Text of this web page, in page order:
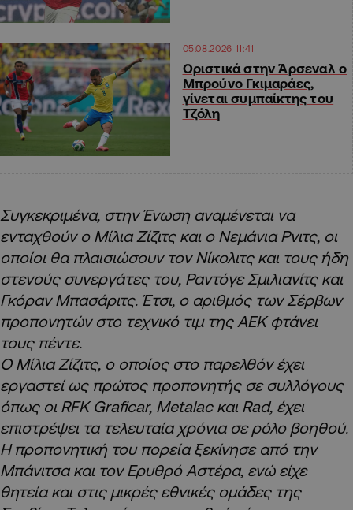
05.08.2026 11:41
Οριστικά στην Άρσεναλ ο
Μπρούνο Γκιμαράες,
γίνεται συμπαίκτης του
Τζόλη
Συγκεκριμένα, στην Ένωση αναμένεται να
ενταχθούν ο Μίλια Ζίζιτς και ο Νεμάνια Ρνιτς, οι
οποίοι θα πλαισιώσουν τον Νίκολιτς και τους ήδη
στενούς συνεργάτες του, Ραντόγε Σμιλιανίτς και
Γκόραν Μπασάριτς. Έτσι, ο αριθμός των Σέρβων
προπονητών στο τεχνικό τιμ της ΑΕΚ φτάνει
τους πέντε.
Ο Μίλια Ζίζιτς, ο οποίος στο παρελθόν έχει
εργαστεί ως πρώτος προπονητής σε συλλόγους
όπως οι RFK Graficar, Metalac και Rad, έχει
επιστρέψει τα τελευταία χρόνια σε ρόλο βοηθού.
Η προπονητική του πορεία ξεκίνησε από την
Μπάνιτσα και τον Ερυθρό Αστέρα, ενώ είχε
θητεία και στις μικρές εθνικές ομάδες της